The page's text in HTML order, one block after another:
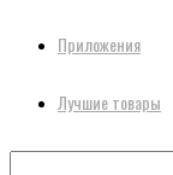
Приложения
Лучшие товары